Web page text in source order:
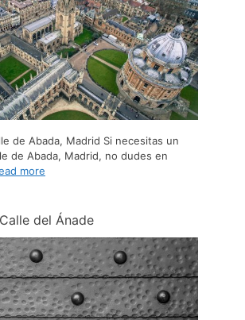
de Abada, Madrid Si necesitas un
de Abada, Madrid, no dudes en
more
del Ánade